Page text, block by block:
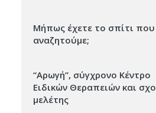
Μήπως έχετε το σπίτι που
αναζητούμε;
“Αρωγή”, σύγχρονο Κέντρο
Ειδικών Θεραπειών και
μελέτης